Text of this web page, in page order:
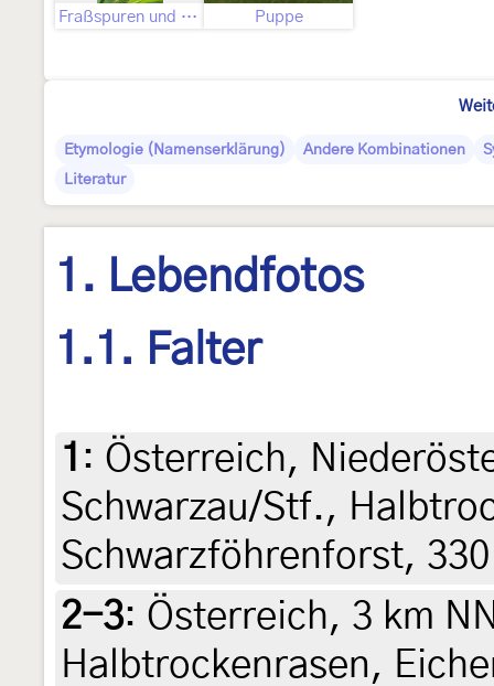
Fraßspuren und Befallsbild Puppe
Etymologie (Namenserklärung) Andere Kombinationen
Literatur
1. Lebendfotos
1.1. Falter
1 : Österreich,
Schwarzau/Stf.,
Schwarzföhrenforst,
2-3: Österreich, 3 km
Halbtrockenrasen,